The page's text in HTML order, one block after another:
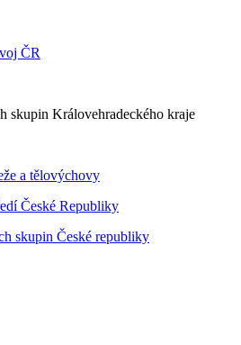
ČR
skupin Královehradeckého kraje
a tělovýchovy
České Republiky
skupin České republiky